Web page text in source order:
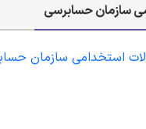
سازمان حسابرسی
استخدامی سازمان